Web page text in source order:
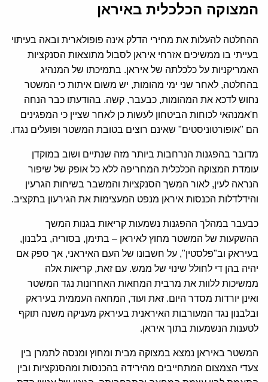
המצוקה הכלכלית באיראן
ההחלטה להעלות את מחירי הדלק אינה פופולארית ובאה בעיתוי
בעייתי בו ממשיכים אזרחי איראן לסבול מתוצאות הסנקציות
האמריקניות על כלכלתה של איראן. בתמיכתו של המנהיג
בהחלטה, לאחר שני ימי מהומות, יש משום איתות כי המשטר
נחוש לדכא את המהומות, כבעבר, קשה. בהודעתו כבר הנחה
ח'אמנהאי לכוחות הביטחון לעשות כן לאחר שציין כי המפגינים
הם "אופורטוניסטים" שאינם רוצים בטובת המשטר ופועלים נגדו.
מדובר בהפגנות הנרחבות ביותר מזה שנתיים ושוב במוקדן
עומדת המצוקה הכלכלית המחריפה ללא כל אופק של שיפור
הנראה לעין, לאור המשך הסנקציות והמשבר בשיחות הגרעין
והידלדלות הכנסות איראן מנפט המעצימות את הגירעון בתקציב.
כבעבר במהלך ההפגנות נשמעות קריאות בגנות המשך
ההשקעות של המשטר מחוץ לאיראן – בתימן, בסוריה, בלבנון,
בעיראק וב"פלסטין", על חשבונו של העם האיראני, אך ספק אם
יהיה בהן די לחולל שינוי של ממש. עם זאת, קריאות אלה
ממשיכות ללוות את מרבית המחאות האחרונות נגד המשטר
ואינן יורדות מסדר היום. זאת ועוד, המחאה העממית בעיראק
ובלבנון נגד המעורבות האיראנית בעיראק מעניקה משנה תוקף
לטענות הנשמעות בתוך איראן.
המשטר באיראן נמצא במצוקה מבית ומחוץ ומנסה לתמרן בין
צעדי הצמצום המתחייבים מהירידה בהכנסות ומהסנקציות ובין